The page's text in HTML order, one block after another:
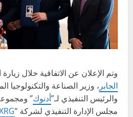
وتم الإعلان عن الاتفاقية خلال زيارة
الجابر ، وزير الصناعة والتكنولوجيا
والرئيس التنفيذي لـ”أدنوك”
مجلس الإدارة التنفيذي لشركة “